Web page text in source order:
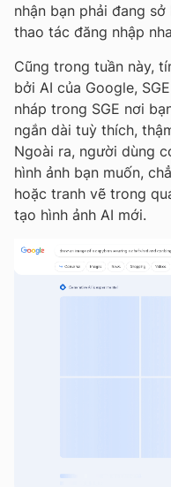
nhận bạn phải đang
thao tác đăng nhập
Cũng trong tuần này,
bởi AI của Google,
nháp trong SGE nơi
ngắn dài tuỳ thích,
Ngoài ra, người dùng
hình ảnh bạn muốn,
hoặc tranh vẽ trong
tạo hình ảnh AI mới.